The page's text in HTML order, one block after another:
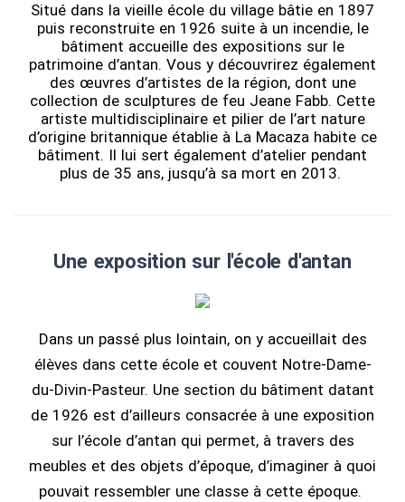
Situé dans la vieille école du village bâtie en 1897
puis reconstruite en 1926 suite à un incendie, le
bâtiment accueille des expositions sur le
patrimoine d’antan. Vous y découvrirez également
des œuvres d’artistes de la région, dont une
collection de sculptures de feu Jeane Fabb. Cette
artiste multidisciplinaire et pilier de l’art nature
d’origine britannique établie à La Macaza habite ce
bâtiment. Il lui sert également d’atelier pendant
plus de 35 ans, jusqu’à sa mort en 2013.
Une exposition sur l'école d'antan
Dans un passé plus lointain, on y accueillait des
élèves dans cette école et couvent Notre-Dame-
du-Divin-Pasteur. Une section du bâtiment datant
de 1926 est d’ailleurs consacrée à une exposition
sur l’école d’antan qui permet, à travers des
meubles et des objets d’époque, d’imaginer à quoi
pouvait ressembler une classe à cette époque.